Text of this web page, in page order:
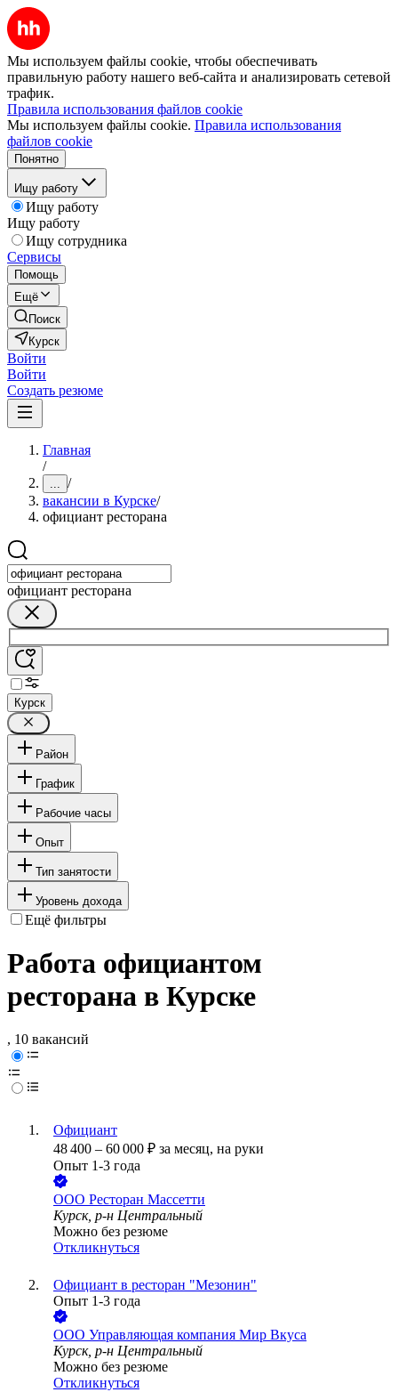
Мы используем файлы cookie, чтобы обеспечивать
правильную работу нашего веб-сайта и анализировать сетевой
трафик.
Правила использования файлов cookie
Мы используем файлы cookie. Правила использования
файлов cookie
Понятно
Ищу работу
Ищу работу
Ищу работу
Ищу сотрудника
Сервисы
Помощь
Ещё
Поиск
Курск
Войти
Войти
Создать резюме
Главная
/
... /
вакансии в Курске/
официант ресторана
официант ресторана
Курск
Район
График
Рабочие часы
Опыт
Тип занятости
Уровень дохода
Ещё фильтры
Работа официантом
ресторана в Курске
, 10 вакансий
Официант
48 400 – 60 000 ₽ за месяц, на руки
Опыт 1-3 года
ООО Ресторан Массетти
Курск, р-н Центральный
Можно без резюме
Откликнуться
Официант в ресторан "Мезонин"
Опыт 1-3 года
ООО Управляющая компания Мир Вкуса
Курск, р-н Центральный
Можно без резюме
Откликнуться